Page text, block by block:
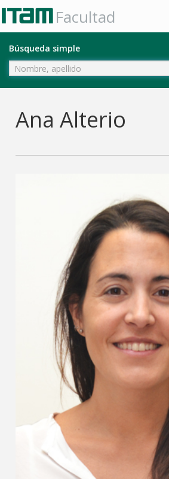
Facultad
Búsqueda simple
Ana Alterio